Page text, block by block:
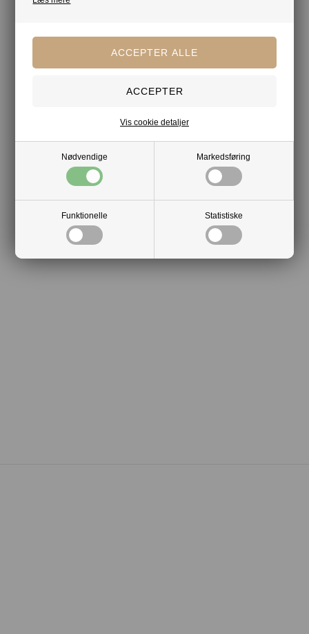
Nødvendige Markedsføring
Funktionelle Statistiske
Vis cookie detaljer
Chokoladeæsker
Lagerførende
Gratis kort med hilsen og firmalogo
Hurtig levering